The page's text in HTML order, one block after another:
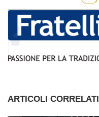
ARTICOLI CORRELATI